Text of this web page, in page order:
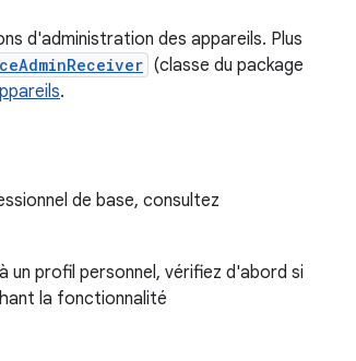
d'administration des appareils. Plus
(classe du package
.
de base, consultez
un profil personnel, vérifiez d'abord si
la fonctionnalité